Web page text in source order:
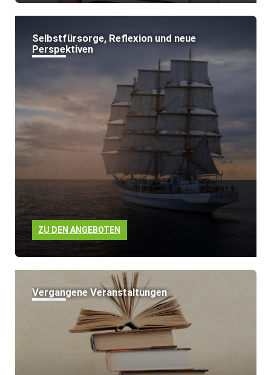
Selbstfürsorge, Reflexion und neue
Perspektiven
ZU DEN ANGEBOTEN
Vergangene Veranstaltungen